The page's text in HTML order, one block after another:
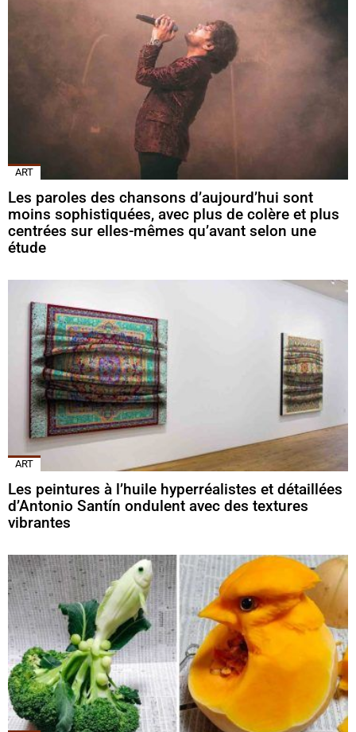
ART
Les paroles des chansons d’aujourd’hui sont
moins sophistiquées, avec plus de colère et plus
centrées sur elles-mêmes qu’avant selon une
étude
ART
Les peintures à l’huile hyperréalistes et détaillées
d’Antonio Santín ondulent avec des textures
vibrantes